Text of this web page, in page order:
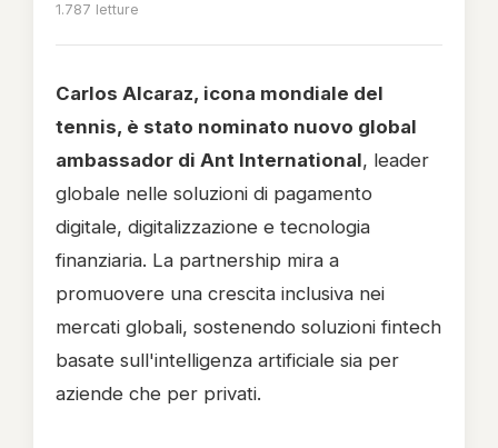
1.787 letture
Carlos Alcaraz, icona mondiale del
tennis, è stato nominato nuovo global
ambassador di Ant International, leader
globale nelle soluzioni di pagamento
digitale, digitalizzazione e tecnologia
finanziaria. La partnership mira a
promuovere una crescita inclusiva nei
mercati globali, sostenendo soluzioni fintech
basate sull'intelligenza artificiale sia per
aziende che per privati.